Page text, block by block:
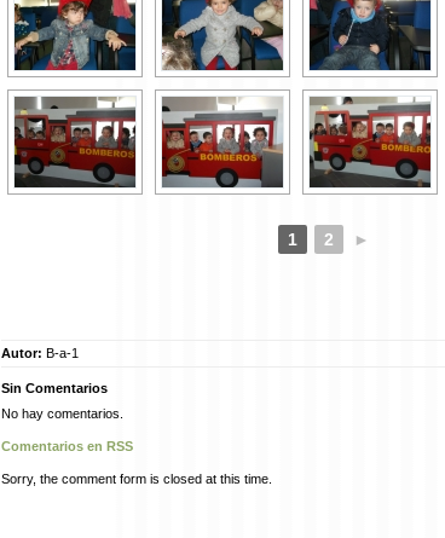
1 2 ►
Autor: B-a-1
Sin Comentarios
No hay comentarios.
Comentarios en RSS
Sorry, the comment form is closed at this time.